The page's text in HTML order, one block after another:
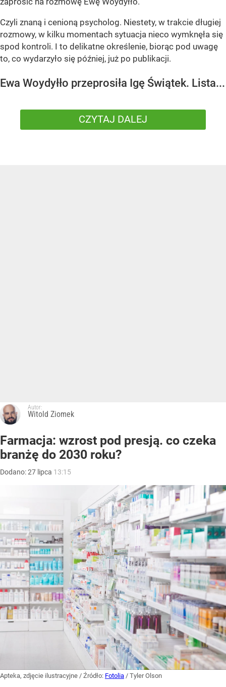
Czyli znaną i cenioną psycholog. Niestety, w trakcie długiej
rozmowy, w kilku momentach sytuacja nieco wymknęła się
spod kontroli. I to delikatne określenie, biorąc pod uwagę
to, co wydarzyło się później, już po publikacji.
Ewa Woydyłło przeprosiła Igę Świątek. Lista...
CZYTAJ DALEJ
Autor:
Witold Ziomek
Farmacja: wzrost pod presją. co czeka
branżę do 2030 roku?
Dodano:27 lipca 13:15
Apteka, zdjęcie ilustracyjne / Źródło: Fotolia / Tyler Olson